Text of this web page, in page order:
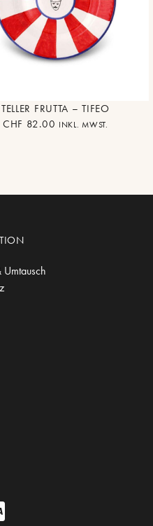
TELLER FRUTTA – TIFEO
CHF 82.00 INKL. MWST.